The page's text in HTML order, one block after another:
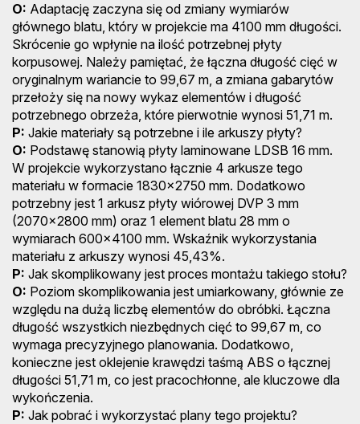
O: Adaptację zaczyna się od zmiany wymiarów
głównego blatu, który w projekcie ma 4100 mm długości.
Skrócenie go wpłynie na ilość potrzebnej płyty
korpusowej. Należy pamiętać, że łączna długość cięć w
oryginalnym wariancie to 99,67 m, a zmiana gabarytów
przełoży się na nowy wykaz elementów i długość
potrzebnego obrzeża, które pierwotnie wynosi 51,71 m.
P: Jakie materiały są potrzebne i ile arkuszy płyty?
O: Podstawę stanowią płyty laminowane LDSB 16 mm.
W projekcie wykorzystano łącznie 4 arkusze tego
materiału w formacie 1830x2750 mm. Dodatkowo
potrzebny jest 1 arkusz płyty wiórowej DVP 3 mm
(2070x2800 mm) oraz 1 element blatu 28 mm o
wymiarach 600x4100 mm. Wskaźnik wykorzystania
materiału z arkuszy wynosi 45,43%.
P: Jak skomplikowany jest proces montażu takiego stołu?
O: Poziom skomplikowania jest umiarkowany, głównie ze
względu na dużą liczbę elementów do obróbki. Łączna
długość wszystkich niezbędnych cięć to 99,67 m, co
wymaga precyzyjnego planowania. Dodatkowo,
konieczne jest oklejenie krawędzi taśmą ABS o łącznej
długości 51,71 m, co jest pracochłonne, ale kluczowe dla
wykończenia.
P: Jak pobrać i wykorzystać plany tego projektu?